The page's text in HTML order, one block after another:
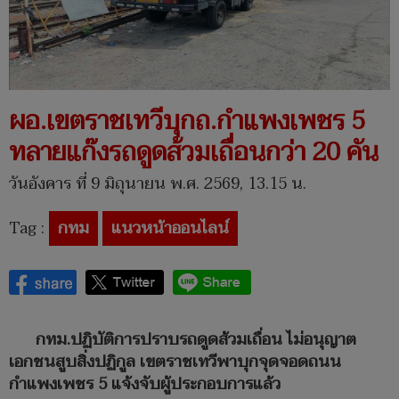
ผอ.เขตราชเทวีบุกถ.กำแพงเพชร 5
ทลายแก๊งรถดูดส้วมเถื่อนกว่า 20 คัน
วันอังคาร ที่ 9 มิถุนายน พ.ศ. 2569, 13.15 น.
Tag : กทม แนวหน้าออนไลน์
กทม.ปฏิบัติการปราบรถดูดส้วมเถื่อน ไม่อนุญาต
เอกชนสูบสิ่งปฏิกูล เขตราชเทวีพาบุกจุดจอดถนน
กำแพงเพชร 5แจ้งจับผู้ประกอบการแล้ว